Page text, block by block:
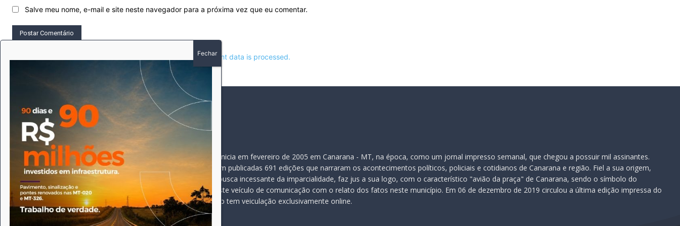
Salve meu nome, e-mail e site neste navegador para a próxima vez que eu comentar.
Learn how your comment data is processed.
SIGA-NOS
Expediente
opioneiroj@gmail.com
SOBRE
A história do Pioneiro inicia em fevereiro de 2005 em Canarana - MT, na época, como um jornal impresso semanal, que chegou a possuir mil assinantes.
Durante 15 anos, foram publicadas 691 edições que narraram os acontecimentos políticos, policiais e cotidianos de Canarana e região. Fiel a sua origem,
pautado sempre pela busca incessante da imparcialidade, faz jus a sua logo, com o característico "avião da praça" de Canarana, sendo o símbolo do
comprometimento deste veículo de comunicação com o relato dos fatos neste município. Em 06 de dezembro de 2019 circulou a última edição impressa do
jornal, que desde então tem veiculação exclusivamente online.